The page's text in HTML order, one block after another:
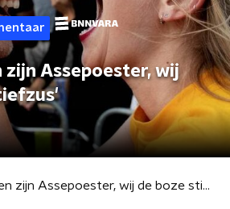
zijn Assepoester, wij
'De Belgen zijn Assepoester, wij de boze stiefzus'